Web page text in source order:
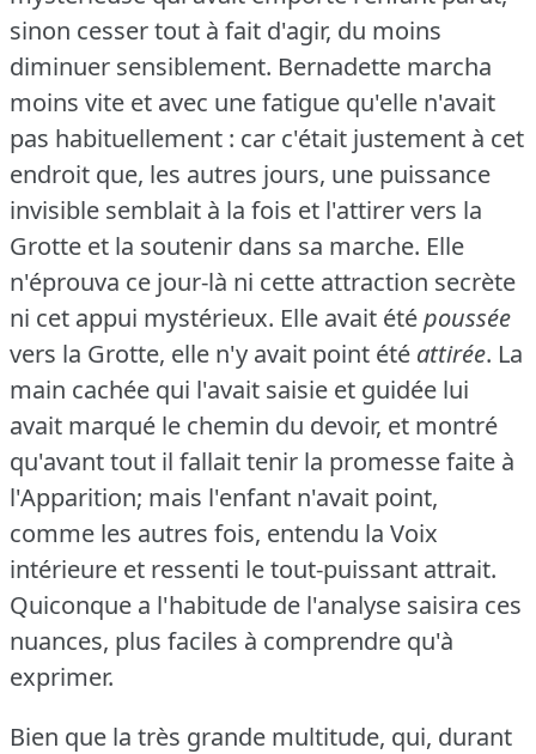
sinon cesser tout à fait d'agir, du moins
diminuer sensiblement. Bernadette marcha
moins vite et avec une fatigue qu'elle n'avait
pas habituellement : car c'était justement à cet
endroit que, les autres jours, une puissance
invisible semblait à la fois et l'attirer vers la
Grotte et la soutenir dans sa marche. Elle
n'éprouva ce jour-là ni cette attraction secrète
ni cet appui mystérieux. Elle avait étépoussée
vers la Grotte, elle n'y avait point été attirée. La
main cachée qui l'avait saisie et guidée lui
avait marqué le chemin du devoir, et montré
qu'avant tout il fallait tenir la promesse faite à
l'Apparition; mais l'enfant n'avait point,
comme les autres fois, entendu la Voix
intérieure et ressenti le tout-puissant attrait.
Quiconque a l'habitude de l'analyse saisira ces
nuances, plus faciles à comprendre qu'à
exprimer.
Bien que la très grande multitude, qui, durant